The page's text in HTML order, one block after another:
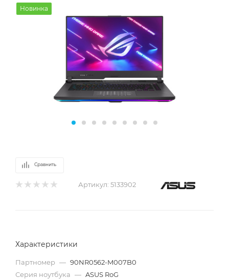
Новинка
Сравнить
Артикул: 5133902
Характеристики
Партномер — 90NR0562-M007B0
Серия ноутбука — ASUS RoG